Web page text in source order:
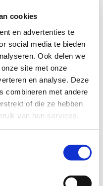
cookies
en advertenties te
social media te bieden
Ook delen we
site met onze
en analyse. Deze
combineren met andere
of die ze hebben
van hun services.
gezin in
komt;
weekenden tijd